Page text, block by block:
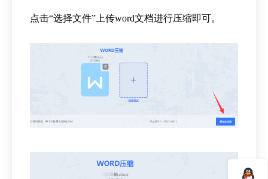
点击“选择文件”上传word文档进行压缩即可。